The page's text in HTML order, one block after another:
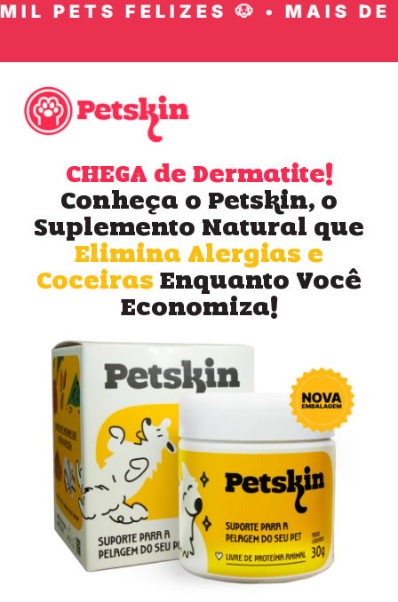
PETS FELIZES 🐶 • MAIS DE
CHEGA de Dermatite!
Conheça o Petskin, o
Suplemento Natural que
Elimina Alergias e
CoceirasEnquanto Você
Economiza!